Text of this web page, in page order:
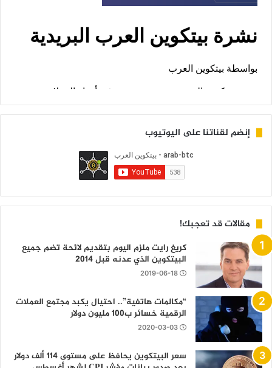
إنضم لقناتنا على اليوتيوب
مقالات قد تعجبك!
كريغ رايت ملزم اليوم بتقديم لائحة تضم جميع
البيتكوين الذي عدنه قبل 2014
2019-06-18
“مكالمات هاتفية”.. احتيال يكبد مجتمع العملات
الرقمية خسائر ب100 مليون دولار
2020-03-03
سعر البيتكوين يحافظ على مستوى 114 ألف دولار